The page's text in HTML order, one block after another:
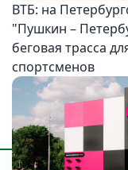
ВТБ: на
"Пушкин –
беговая трасса
спортсменов